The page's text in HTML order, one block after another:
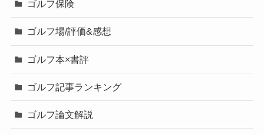
ゴルフ保険
ゴルフ場/評価&感想
ゴルフ本×書評
ゴルフ記事ランキング
ゴルフ論文解説